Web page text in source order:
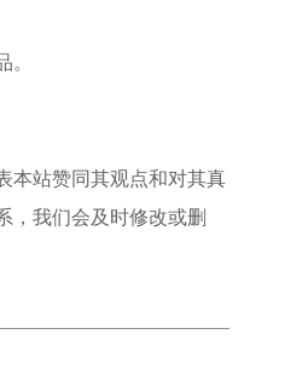
本站赞同其观点和对其真
，我们会及时修改或删